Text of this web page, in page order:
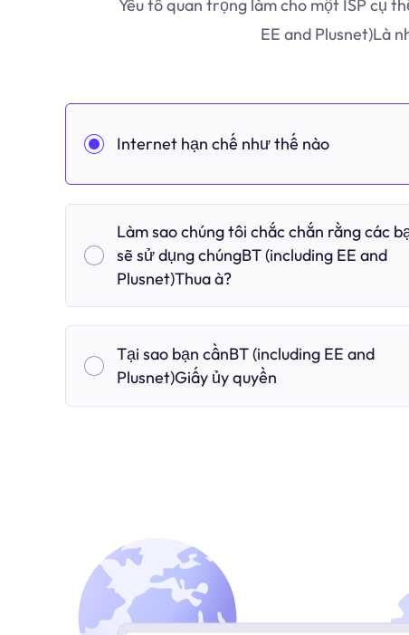
Yếu tố quan trọng làm cho một ISP cụ
EE and Plusnet)Là
Internet hạn chế như thế nào
Làm sao chúng tôi chắc chắn rằng các
sẽ sử dụng chúngBT (including EE and
Plusnet)Thua à?
Tại sao bạn cầnBT (including EE and
Plusnet)Giấy ủy quyền